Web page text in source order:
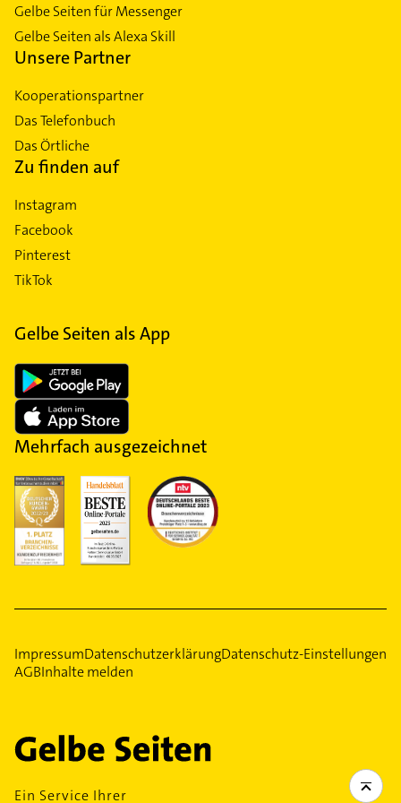
Gelbe Seiten für Messenger
Gelbe Seiten als Alexa Skill
Unsere Partner
Kooperationspartner
Das Telefonbuch
Das Örtliche
Zu finden auf
Instagram
Facebook
Pinterest
TikTok
Gelbe Seiten als App
Mehrfach ausgezeichnet
ImpressumDatenschutzerklärungDatenschutz-Einstellungen
AGBInhalte melden
Ein Service Ihrer